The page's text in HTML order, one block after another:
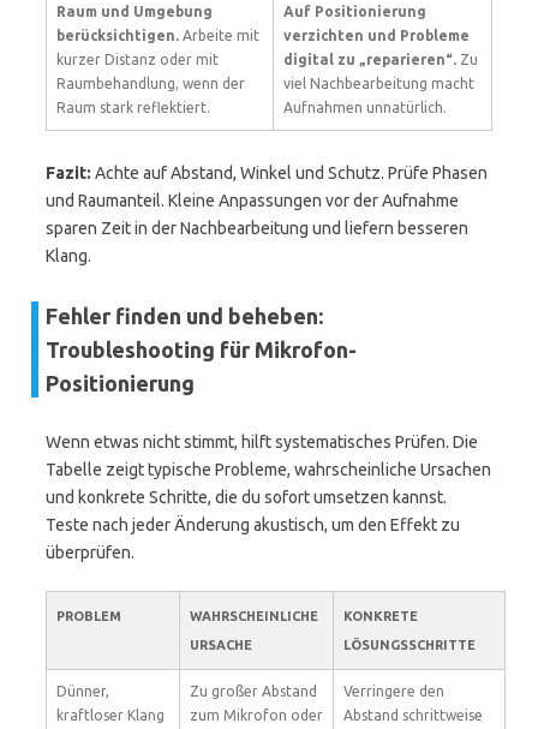
Raum und Umgebung
berücksichtigen. Arbeite mit
kurzer Distanz oder mit
Raumbehandlung, wenn der
Raum stark reflektiert.
Auf Positionierung
verzichten und Probleme
digital zu „reparieren“. Zu
viel Nachbearbeitung macht
Aufnahmen unnatürlich.
Fazit: Achte auf Abstand, Winkel und Schutz. Prüfe Phasen
und Raumanteil. Kleine Anpassungen vor der Aufnahme
sparen Zeit in der Nachbearbeitung und liefern besseren
Klang.
Fehler finden und beheben:
Troubleshooting für Mikrofon-
Positionierung
Wenn etwas nicht stimmt, hilft systematisches Prüfen. Die
Tabelle zeigt typische Probleme, wahrscheinliche Ursachen
und konkrete Schritte, die du sofort umsetzen kannst.
Teste nach jeder Änderung akustisch, um den Effekt zu
überprüfen.
PROBLEM
WAHRSCHEINLICHE
URSACHE
KONKRETE
LÖSUNGSSCHRITTE
Dünner,
kraftloser Klang
Zu großer Abstand
zum Mikrofon oder
Verringere den
Abstand schrittweise